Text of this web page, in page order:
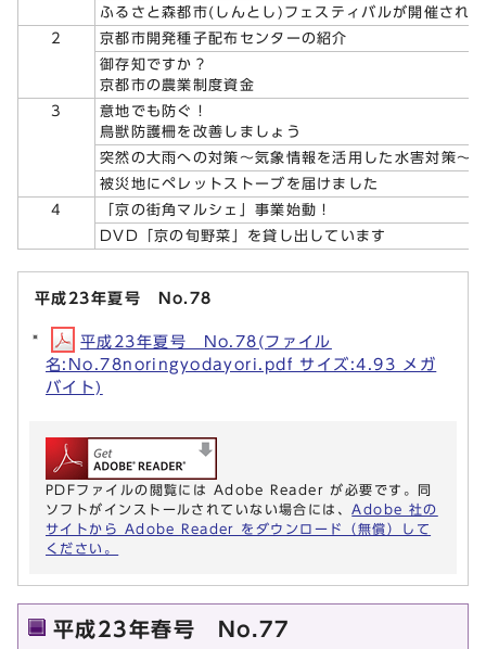
ふるさと森都市(しんとし)フェスティバルが開催され
2
京都市開発種子配布センターの紹介
御存知ですか？
京都市の農業制度資金
3
意地でも防ぐ！
鳥獣防護柵を改善しましょう
突然の大雨への対策～気象情報を活用した水害対策～
被災地にペレットストーブを届けました
4
「京の街角マルシェ」事業始動！
DVD「京の旬野菜」を貸し出しています
平成23年夏号 No.78
平成23年夏号 No.78(ファイル
名:No.78noringyodayori.pdf サイズ:4.93 メガ
バイト)
PDFファイルの閲覧には Adobe Reader が必要です。同
ソフトがインストールされていない場合には、 Adobe 社の
サイトから Adobe Reader をダウンロード（無償）して
ください。
平成23年春号 No.77